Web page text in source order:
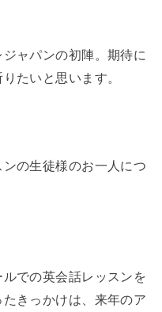
ャパンの初陣。期待に
たいと思います。
の生徒様のお一人につ
での英会話レッスンを
きっかけは、来年のア